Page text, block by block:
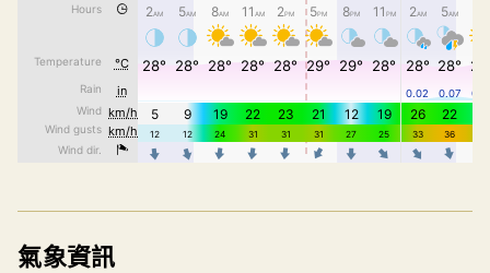
氣象資訊